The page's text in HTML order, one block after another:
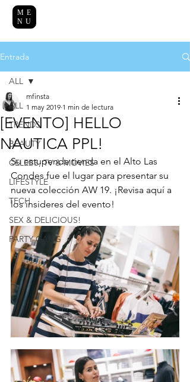
ME
NU
Entrada
ALL
TRENDS
BEAUTY
CELEBS, TV & MOVIES
LIFESTYLE
TECH
SEX & DELICIOUS!
PARTY GANG
ALL
[EVENTO] HELLO
NAUTICA PPL!
mfinsta
1 may 2019 1 min de lectura
Su estupenda tienda en el Alto Las
Condes fue el lugar para presentar su
nueva colección AW 19. ¡Revisa aquí a
los insideres del evento!